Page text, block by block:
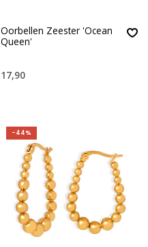
Oorbellen Zeester 'Ocean
Queen'
17,90
-44%